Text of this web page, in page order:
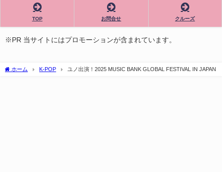
TOP お問合せ クルーズ
※PR 当サイトにはプロモーションが含まれています。
ホーム K-POP ユノ出演！2025 MUSIC BANK GLOBAL FESTIVAL IN JAPAN